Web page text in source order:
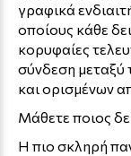
γραφικά
οποίους κάθε
κορυφαίες
σύνδεση μεταξύ
και ορισμένων
Μάθετε ποιος
Η πιο σκληρή